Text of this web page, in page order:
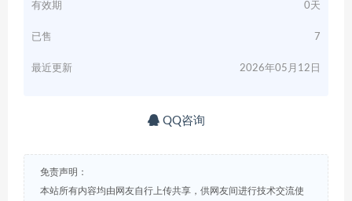
有效期 0天
已售 7
最近更新 2026年05月12日
QQ咨询
免责声明：
本站所有内容均由网友自行上传共享，供网友间进行技术交流使